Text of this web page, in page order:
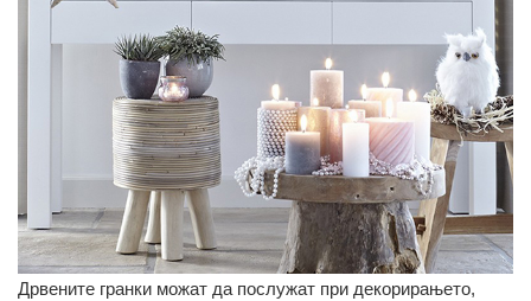
Дрвените гранки можат да послужат при декорирањето,